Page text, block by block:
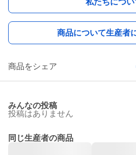
商品について生産者
商品をシェア
みんなの投稿
投稿はありません
同じ生産者の商品